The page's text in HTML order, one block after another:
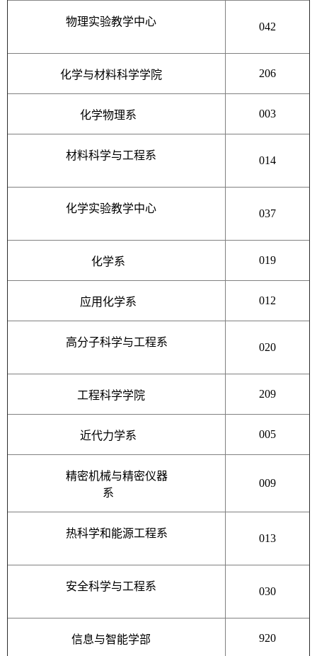
物理实验教学中心 042
化学与材料科学学院 206
化学物理系 003
材料科学与工程系 014
化学实验教学中心 037
化学系 019
应用化学系 012
高分子科学与工程系 020
工程科学学院 209
近代力学系 005
精密机械与精密仪器
系
009
热科学和能源工程系 013
安全科学与工程系 030
信息与智能学部 920